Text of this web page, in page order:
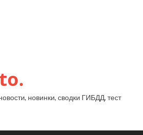
новинки, сводки ГИБДД, тест